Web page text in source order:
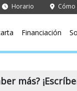
Horario
Financiación
más?